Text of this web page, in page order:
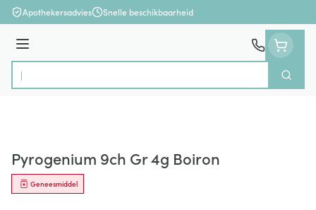
Ga naar de inhoud
Apothekersadvies Snelle beschikbaarheid
Menu
Product, merk, categorie...
Zoek
Pyrogenium 9ch Gr 4g Boiron
Geneesmiddel